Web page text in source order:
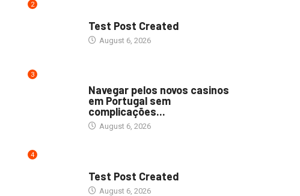
2
Test Post Created
August 6, 2026
3
Navegar pelos novos casinos
em Portugal sem
complicações...
August 6, 2026
4
Test Post Created
August 6, 2026